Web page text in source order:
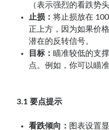
（表示强烈的看跌势
止损：将止损放在
正上方，因为如果价
潜在的反转信号。
目标：瞄准较低的支
点。例如，你可以瞄
3.1 要点提示
看跌倾向： 图表设置